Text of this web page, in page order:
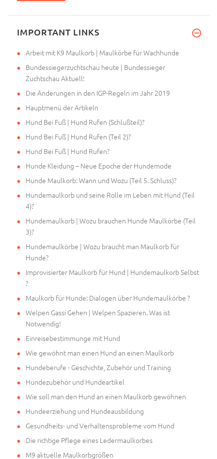
IMPORTANT LINKS
Arbeit mit K9 Maulkorb | Maulkörbe für Wachhunde
Bundessiegerzuchtschau heute | Bundessieger
Zuchtschau Aktuell!
Die Änderungen in den IGP-Regeln im Jahr 2019
Hauptmenü der Artikeln
Hund Bei Fuß | Hund Rufen (Schlußteil)?
Hund Bei Fuß | Hund Rufen (Teil 2)?
Hund Bei Fuß | Hund Rufen?
Hunde Kleidung – Neue Epoche der Hundemode
Hunde Maulkorb: Wann und Wozu (Teil 5. Schluss)?
Hundemaulkorb und seine Rolle im Leben mit Hund (Teil
4)?
Hundemaulkorb | Wozu brauchen Hunde Maulkörbe (Teil
3)?
Hundemaulkörbe | Wozu braucht man Maulkorb für
Hunde?
Improvisierter Maulkorb für Hund | Hundemaulkorb Selbst
?
Maulkorb für Hunde: Dialogen über Hundemaulkörbe ?
Welpen Gassi Gehen | Welpen Spazieren. Was ist
Notwendig!
Einreisebestimmunge mit Hund
Wie gewöhnt man einen Hund an einen Maulkorb
Hundeberufe - Geschichte, Zubehör und Training
Hundezubehör und Hundeartikel
Wie soll man den Hund an einen Maulkorb gewöhnen
Hundeerziehung und Hundeausbildung
Gesundheits- und Verhaltensprobleme vom Hund
Die richtige Pflege eines Ledermaulkorbes
M9 aktuelle Maulkorbgrößen